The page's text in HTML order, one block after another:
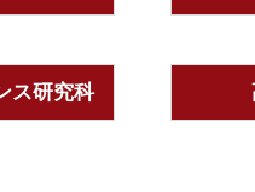
ス研究科